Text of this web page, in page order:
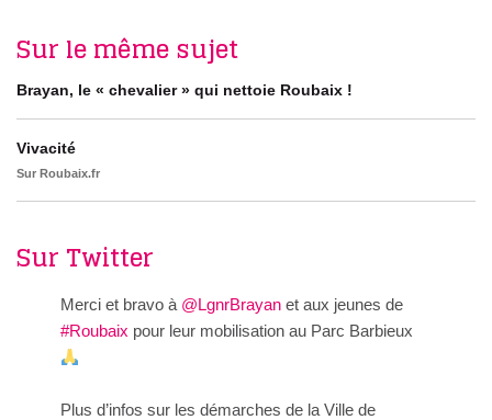
Sur le même sujet
Brayan, le « chevalier » qui nettoie Roubaix !
Vivacité
Sur Roubaix.fr
Sur Twitter
Merci et bravo à @LgnrBrayan et aux jeunes de
#Roubaix pour leur mobilisation au Parc Barbieux
Plus d’infos sur les démarches de la Ville de